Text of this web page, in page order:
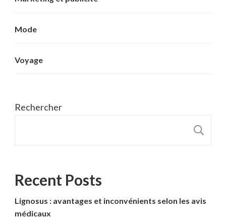
Mode
Voyage
Rechercher
Recent Posts
Lignosus : avantages et inconvénients selon les avis
médicaux